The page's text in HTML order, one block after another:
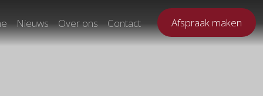
Nieuws Over ons Contact Afspraak maken